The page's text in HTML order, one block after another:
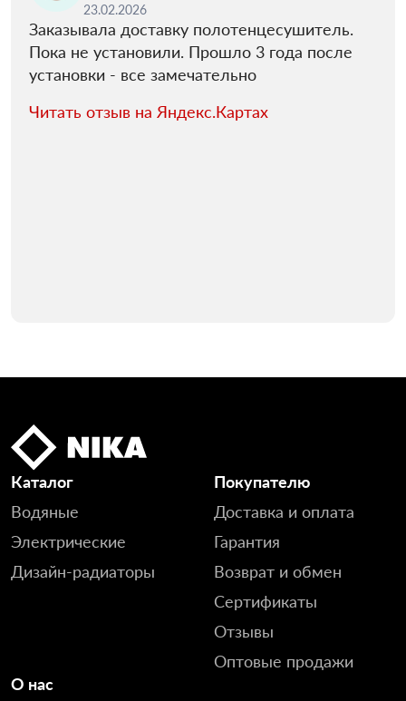
23.02.2026
Заказывала доставку полотенцесушитель.
Пока не установили. Прошло 3 года после
установки - все замечательно
Читать отзыв на Яндекс.Картах
Каталог
Водяные
Электрические
Дизайн-радиаторы
Покупателю
Доставка и оплата
Гарантия
Возврат и обмен
Сертификаты
Отзывы
Оптовые продажи
О нас